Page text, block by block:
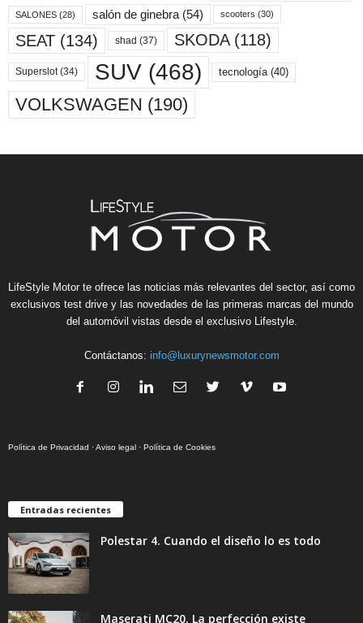
SALONES (28) salón de ginebra (54) scooters (30)
SEAT (134) shad (37) SKODA(118)
Superslot(34) SUV (468) tecnología (40)
VOLKSWAGEN (190)
LifeStyle Motor te ofrece las noticias más relevantes del sector, así como
exclusivos test drive y las novedades de las primeras marcas del mundo
del automóvil vistas desde el exclusivo Lifestyle.
Contáctanos: info@luxurynewsmotor.com
Política de Privacidad ·Aviso legal · Política de Cookies
Entradas recientes
Polestar 4. Cuando el diseño lo es todo
Maserati MC20. La perfección existe